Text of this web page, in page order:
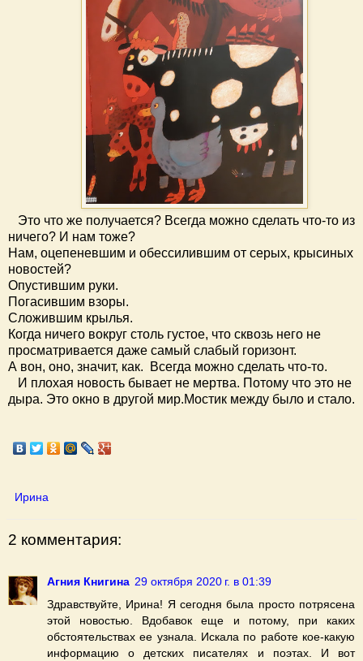
Это что же получается? Всегда можно сделать что-то из
ничего? И нам тоже?
Нам, оцепеневшим и обессилившим от серых, крысиных
новостей?
Опустившим руки.
Погасившим взоры.
Сложившим крылья.
Когда ничего вокруг столь густое, что сквозь него не
просматривается даже самый слабый горизонт.
А вон, оно, значит, как. Всегда можно сделать что-то.
И плохая новость бывает не мертва. Потому что это не
дыра. Это окно в другой мир.Мостик между было и стало.
Ирина
2 комментария:
Агния Книгина 29 октября 2020 г. в 01:39
Здравствуйте, Ирина! Я сегодня была просто потрясена
этой новостью. Вдобавок еще и потому, при каких
обстоятельствах ее узнала. Искала по работе кое-какую
информацию о детских писателях и поэтах. И вот